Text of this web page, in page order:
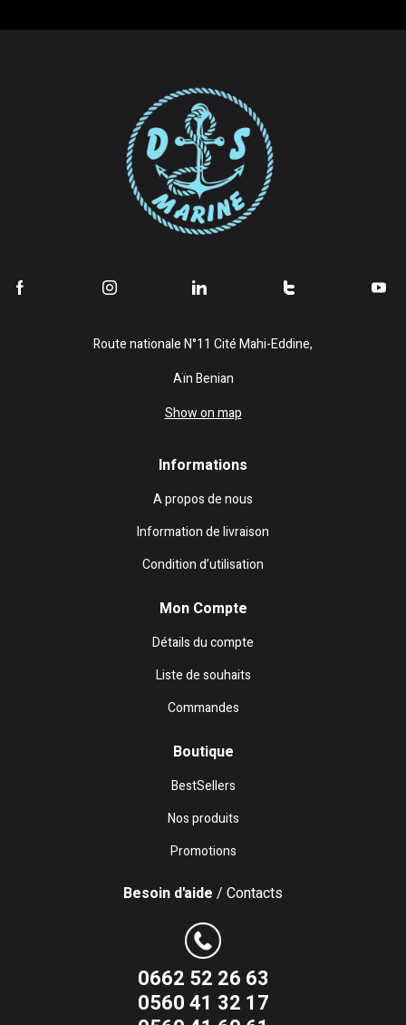
Route nationale N°11 Cité Mahi-Eddine,
Aïn Benian
Show on map
Informations
A propos de nous
Information de livraison
Condition d’utilisation
Mon Compte
Détails du compte
Liste de souhaits
Commandes
Boutique
BestSellers
Nos produits
Promotions
Besoin d'aide / Contacts
0662 52 26 63
0560 41 32 17